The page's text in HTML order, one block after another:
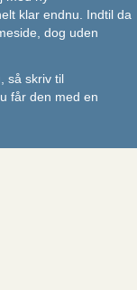
klar endnu. Indtil da
dog uden
så skriv til
får den med en